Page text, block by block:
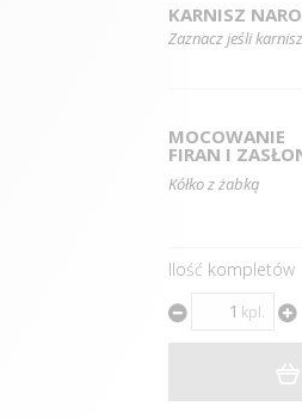
KARNISZ
Zaznacz jeśli
MOCOWANIE
FIRAN I
Kółko z żabką
Ilość kompletów
kpl.